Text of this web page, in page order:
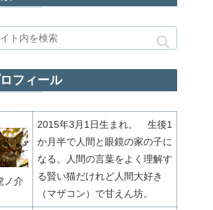
フィール
ノ介
2015年3月1日生まれ。 生後1
か月半で人間と眼鏡の家の子に
なる。人間の言葉をよく理解す
る賢い猫だけれど人間大好き
（マザコン）で甘えん坊。